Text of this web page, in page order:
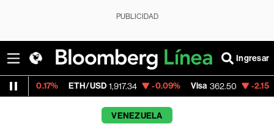
PUBLICIDAD
Ingresar
ETH/USD 1,917.34 -0.09% Visa 362.50 -2.15%
VENEZUELA